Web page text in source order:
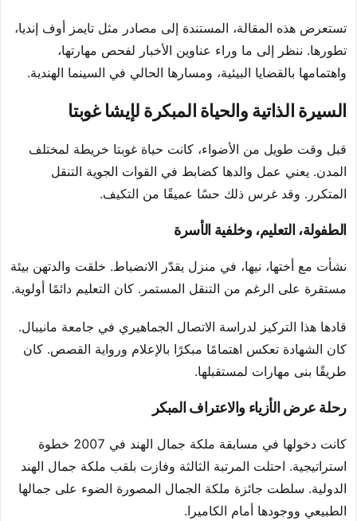
تستعرض هذه المقالة، المستندة إلى مصادر مثل تايمز أوف إنديا،
تطورها. ننظر إلى ما وراء عناوين الأخبار لفحص مهارتها،
واهتمامها بالقضايا البيئية، ومسارها الحالي في السينما الهندية.
السيرة الذاتية والحياة المبكرة لإيشا غوبتا
قبل وقت طويل من الأضواء، كانت حياة غوبتا خريطة لمختلف
المدن. يعني عمل والدها كضابط في القوات الجوية التنقل
المتكرر. وقد غرس ذلك حسًا عميقًا من التكيف.
الطفولة، التعليم، وخلفية الأسرة
نشأت مع أختها، نيها، في منزل يقدّر الانضباط. خلقت والدتهن بيئة
مستقرة على الرغم من التنقل المستمر. كان التعليم دائمًا أولوية.
قادها هذا التركيز لدراسة الاتصال الجماهيري في جامعة مانيبال.
كان الشهادة تعكس اهتمامًا مبكرًا بالإعلام ورواية القصص. كان
طريقًا بنى مهارات لمستقبلها.
رحلة عرض الأزياء والاعتراف المبكر
كانت دخولها في مسابقة ملكة جمال الهند في 2007 خطوة
استراتيجية. احتلت المرتبة الثالثة وفازت بلقب ملكة جمال الهند
الدولية. سلطت جائزة ملكة الجمال المصورة الضوء على جمالها
الطبيعي ووجودها أمام الكاميرا.